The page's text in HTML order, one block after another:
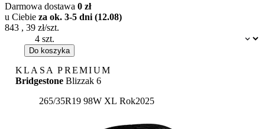
Dostępność:
Darmowa dostawa 0 zł
u Ciebie za ok. 3-5 dni (12.08)
843 , 39 zł/szt.
Do koszyka
KLASA PREMIUM
Bridgestone Blizzak 6
265/35R19 98W XL Rok2025